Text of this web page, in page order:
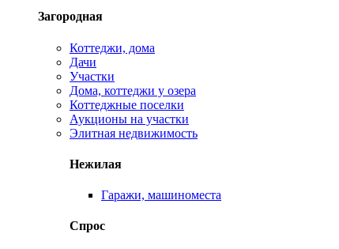
Загородная
Коттеджи, дома
Дачи
Участки
Дома, коттеджи у озера
Коттеджные поселки
Аукционы на участки
Элитная недвижимость
Нежилая
Гаражи, машиноместа
Спрос